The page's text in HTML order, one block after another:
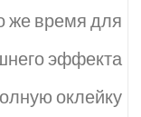
же время для
эффекта
оклейку